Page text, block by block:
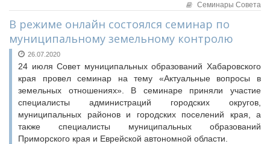
Семинары Совета
В режиме онлайн состоялся семинар по
муниципальному земельному контролю
26.07.2020
24 июля Совет муниципальных образований Хабаровского
края провел семинар на тему «Актуальные вопросы в
земельных отношениях». В семинаре приняли участие
специалисты администраций городских округов,
муниципальных районов и городских поселений края, а
также специалисты муниципальных образований
Приморского края и Еврейской автономной области.